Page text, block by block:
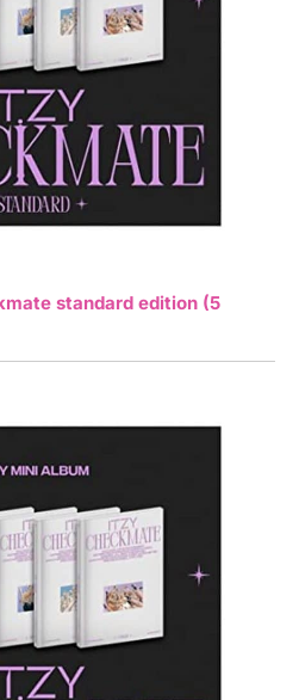
standard edition (5